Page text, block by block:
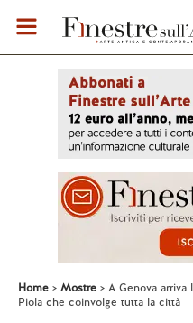
Home Mostre
A Genova
Piola che coinvolge tutta la città